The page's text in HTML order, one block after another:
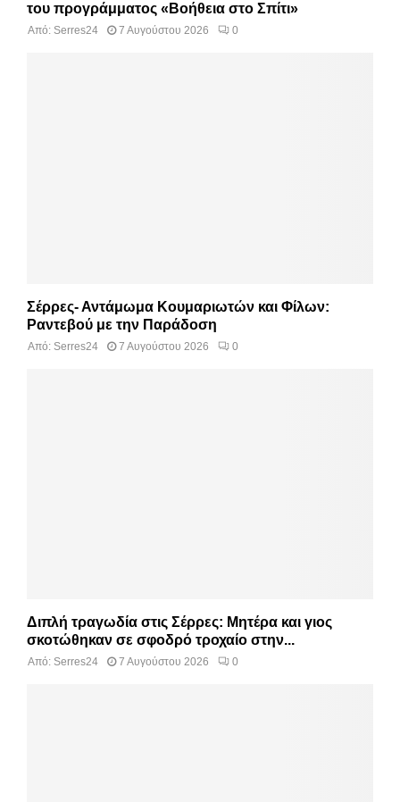
του προγράμματος «Βοήθεια στο Σπίτι»
Από: Serres24 7 Αυγούστου 2026 0
Σέρρες- Αντάμωμα Κουμαριωτών και Φίλων:
Ραντεβού με την Παράδοση
Από: Serres24 7 Αυγούστου 2026 0
Διπλή τραγωδία στις Σέρρες: Μητέρα και γιος
σκοτώθηκαν σε σφοδρό τροχαίο στην...
Από: Serres24 7 Αυγούστου 2026 0